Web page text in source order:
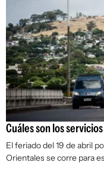
Cuáles son los
El feriado del 19 de abril
Orientales se corre para